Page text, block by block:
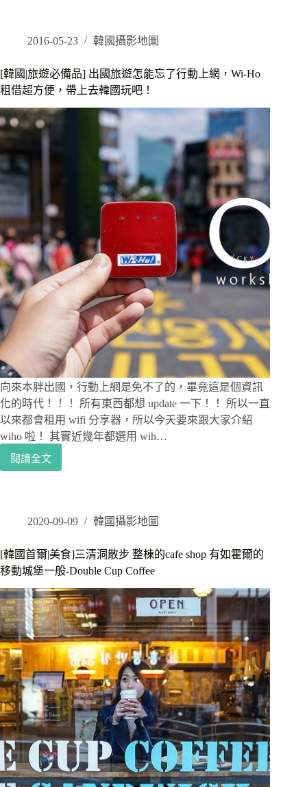
景
一
路
沿
著
壁
城
郭
居
高
望
公
園、
首
爾
城
郭
2016-05-23 韓國攝影地圖
[韓國|旅遊必備品] 出國旅遊怎能忘了行動上網，Wi-Ho
租借超方便，帶上去韓國玩吧！
向來本胖出國，行動上網是免不了的，畢竟這是個資訊
化的時代！！！ 所有東西都想 update 一下！！ 所以一直
以來都會租用 wifi 分享器，所以今天要來跟大家介紹
wiho 啦！ 其實近幾年都選用 wih…
閱讀全文
[韓
必
品]
出
國
旅
遊
怎
能
忘
行
動
上
網，
Wi-
Ho
租
借
2020-09-09 韓國攝影地圖
[韓國首爾|美食]三清洞散步 整棟的cafe shop 有如霍爾的
移動城堡一般-Double Cup Coffee